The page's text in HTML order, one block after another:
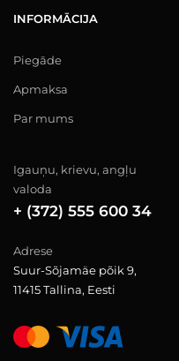
INFORMĀCIJA
Piegāde
Apmaksa
Par mums
Igauņu, krievu, angļu
valoda
+ (372) 555 600 34
Adrese
Suur-Sõjamäe põik 9,
11415 Tallina, Eesti